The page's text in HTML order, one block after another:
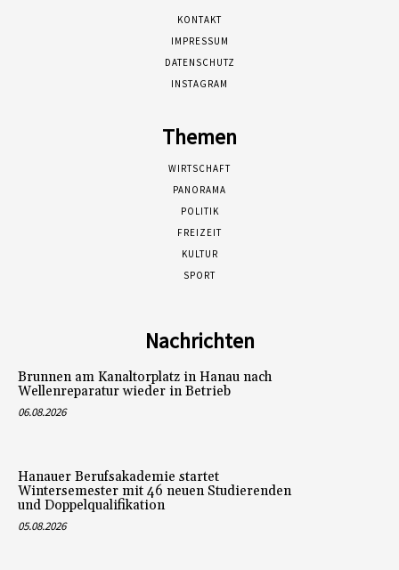
KONTAKT
IMPRESSUM
DATENSCHUTZ
INSTAGRAM
Themen
WIRTSCHAFT
PANORAMA
POLITIK
FREIZEIT
KULTUR
SPORT
Nachrichten
Brunnen am Kanaltorplatz in Hanau nach
Wellenreparatur wieder in Betrieb
06.08.2026
Hanauer Berufsakademie startet
Wintersemester mit 46 neuen Studierenden
und Doppelqualifikation
05.08.2026